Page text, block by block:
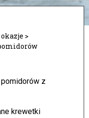
>
z
krewetki